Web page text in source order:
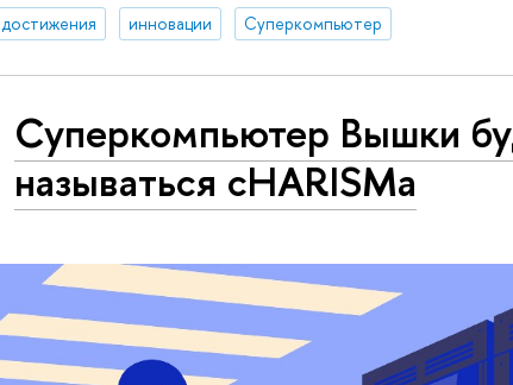
достижения инновации Суперкомпьютер
Суперкомпьютер Вышки
называться cHARISMa